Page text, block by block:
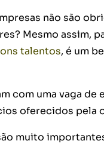
não são
Mesmo assim,
talentos, é um
com uma vaga de
oferecidos pela
muito